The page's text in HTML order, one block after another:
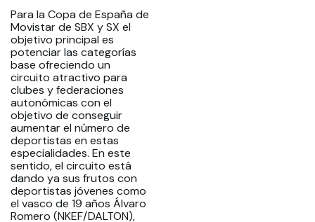
Para la Copa de España de
Movistar de SBX y SX el
objetivo principal es
potenciar las categorías
base ofreciendo un
circuito atractivo para
clubes y federaciones
autonómicas con el
objetivo de conseguir
aumentar el número de
deportistas en estas
especialidades. En este
sentido, el circuito está
dando ya sus frutos con
deportistas jóvenes como
el vasco de 19 años Álvaro
Romero (NKEF/DALTON),